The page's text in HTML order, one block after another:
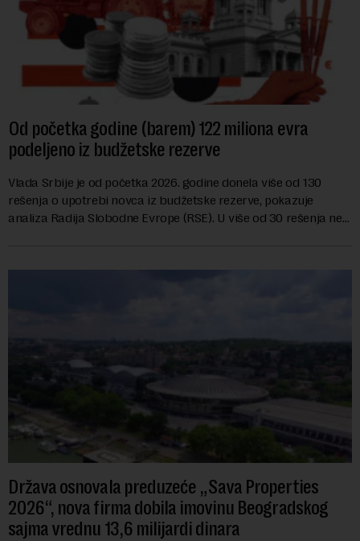
Od početka godine (barem) 122 miliona evra
podeljeno iz budžetske rezerve
Vlada Srbije je od početka 2026. godine donela više od 130
rešenja o upotrebi novca iz budžetske rezerve, pokazuje
analiza Radija Slobodne Evrope (RSE). U više od 30 rešenja ne
Država osnovala preduzeće „Sava Properties
2026“, nova firma dobila imovinu Beogradskog
sajma vrednu 13,6 milijardi dinara